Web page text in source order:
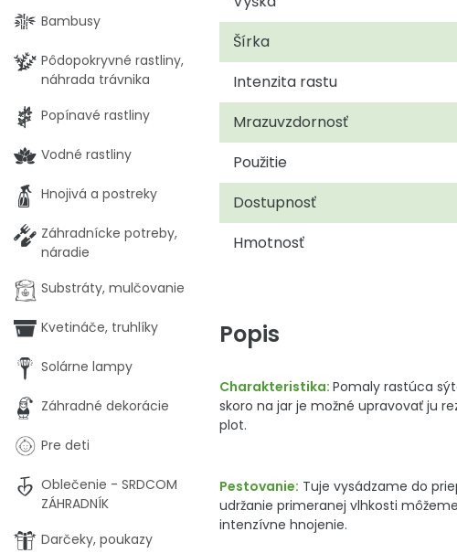
Šírka
Intenzita rastu
Mrazuvzdornosť
Použitie
Dostupnosť
Hmotnosť
Popis
Charakteristika: Pomaly rastúca
skoro na jar je možné upravovať ju
plot.
Pestovanie: Tuje vysádzame do
udržanie primeranej vlhkosti
intenzívne hnojenie.
Bambusy
Pôdopokryvné rastliny,
náhrada trávnika
Popínavé rastliny
Vodné rastliny
Hnojivá a postreky
Záhradnícke potreby,
náradie
Substráty, mulčovanie
Kvetináče, truhlíky
Solárne lampy
Záhradné dekorácie
Pre deti
Oblečenie - SRDCOM
ZÁHRADNÍK
Darčeky, poukazy